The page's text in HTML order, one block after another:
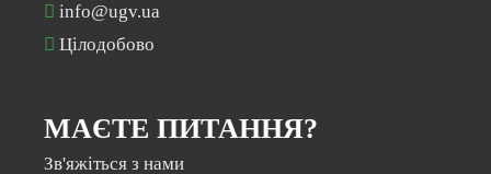
info@ugv.ua
Цілодобово
МАЄТЕ ПИТАННЯ?
Зв'яжіться з нами
Раз на місяць ми відправляємо дайджест з